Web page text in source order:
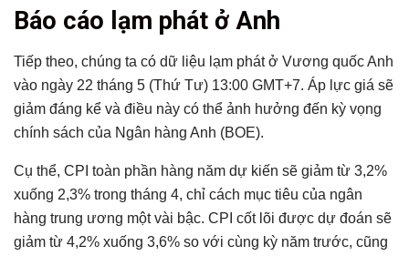
Báo cáo lạm phát ở Anh
Tiếp theo, chúng ta có dữ liệu lạm phát ở Vương quốc Anh
vào ngày 22 tháng 5 (Thứ Tư) 13:00 GMT+7. Áp lực giá sẽ
giảm đáng kể và điều này có thể ảnh hưởng đến kỳ vọng
chính sách của Ngân hàng Anh (BOE).
Cụ thể, CPI toàn phần hàng năm dự kiến ​​sẽ giảm từ 3,2%
xuống 2,3% trong tháng 4, chỉ cách mục tiêu của ngân
hàng trung ương một vài bậc. CPI cốt lõi được dự đoán sẽ
giảm từ 4,2% xuống 3,6% so với cùng kỳ năm trước, cũng